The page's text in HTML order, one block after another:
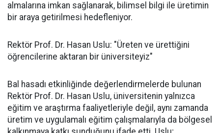
almalarına imkan sağlanarak, bilimsel bilgi ile üretimin
bir araya getirilmesi hedefleniyor.
Rektör Prof. Dr. Hasan Uslu: "Üreten ve ürettiğini
öğrencilerine aktaran bir üniversiteyiz"
Bal hasadı etkinliğinde değerlendirmelerde bulunan
Rektör Prof. Dr. Hasan Uslu, üniversitenin yalnızca
eğitim ve araştırma faaliyetleriyle değil, aynı zamanda
üretim ve uygulamalı eğitim çalışmalarıyla da bölgesel